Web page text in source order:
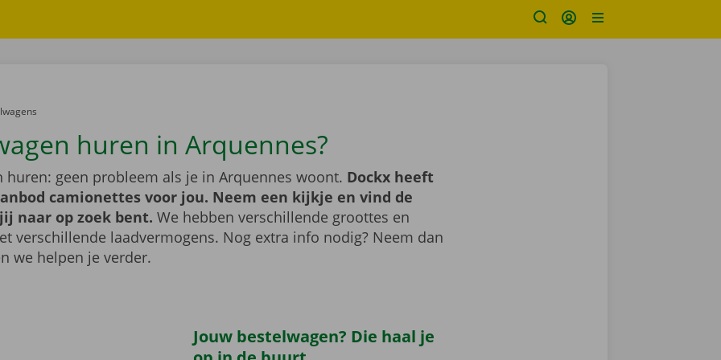
huren in Arquennes?
huren: geen probleem als je in Arquennes woont. Dockx heeft
camionettes voor jou. Neem een kijkje en vind de
naar op zoek bent. We hebben verschillende groottes en
verschillende laadvermogens. Nog extra info nodig? Neem dan
we helpen je verder.
Jouw bestelwagen? Die haal je